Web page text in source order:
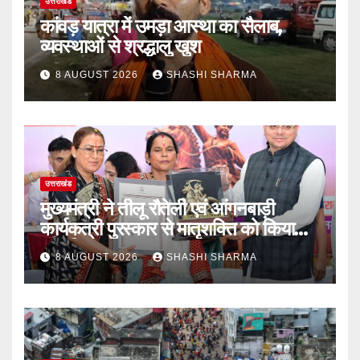
कांवड़ यात्रा में उमड़ा आस्था का सैलाब,
व्यवस्थाओं से श्रद्धालु खुश
8 AUGUST 2026 SHASHI SHARMA
उत्तराखंड
मुख्यमंत्री ने तीलू रौतेली एवं आंगनबाड़ी
कार्यकत्री पुरस्कार से मातृशक्ति को किया
सम्मानित
8 AUGUST 2026 SHASHI SHARMA